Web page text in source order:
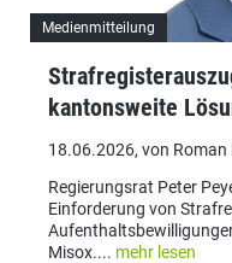
Medienmitteilung
kantonsweite
18.06.2026, von Roman
Regierungsrat Peter
Einforderung von
Misox.... mehr lesen